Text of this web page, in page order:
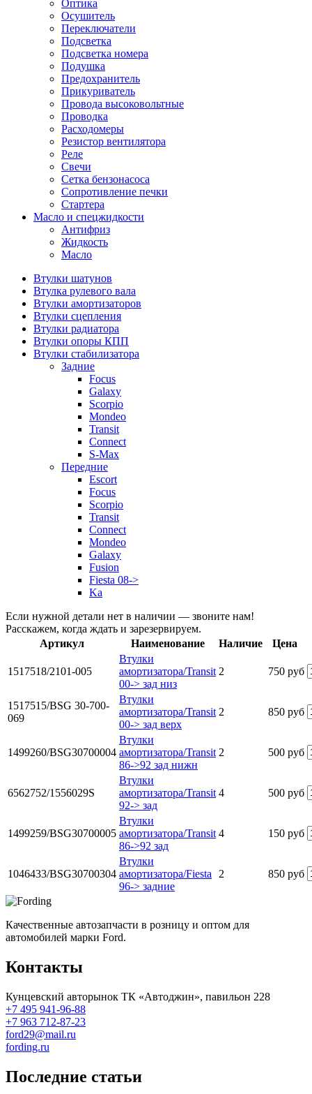
Оптика
Осушитель
Переключатели
Подсветка
Подсветка номера
Подушка
Предохранитель
Прикуриватель
Провода высоковольтные
Проводка
Расходомеры
Резистор вентилятора
Реле
Свечи
Сетка бензонасоса
Сопротивление печки
Стартера
Масло и спецжидкости
Антифриз
Жидкость
Масло
Втулки шатунов
Втулка рулевого вала
Втулки амортизаторов
Втулки сцепления
Втулки радиатора
Втулки опоры КПП
Втулки стабилизатора
Задние
Focus
Galaxy
Scorpio
Mondeo
Transit
Connect
S-Max
Передние
Escort
Focus
Scorpio
Transit
Connect
Mondeo
Galaxy
Fusion
Fiesta 08->
Ka
Если нужной детали нет в наличии — звоните нам!
Расскажем, когда ждать и зарезервируем.
Артикул
Наименование Наличие Цена
1517518/2101-005
Втулки
амортизатора/Transit
00-> зад низ
2 750 руб
1517515/BSG 30-700-
069
Втулки
амортизатора/Transit
00-> зад верх
2 850 руб
1499260/BSG30700004
Втулки
амортизатора/Transit
86->92 зад нижн
2 500 руб
6562752/1556029S
Втулки
амортизатора/Transit
92-> зад
4 500 руб
1499259/BSG30700005
Втулки
амортизатора/Transit
86->92 зад
4 150 руб
1046433/BSG30700304
Втулки
амортизатора/Fiesta
96-> задние
2 850 руб
Качественные автозапчасти в розницу и оптом для
автомобилей марки Ford.
Контакты
Кунцевский авторынок ТК «Автоджин», павильон 228
+7 495 941-96-88
+7 963 712-87-23
ford29@mail.ru
fording.ru
Последние статьи